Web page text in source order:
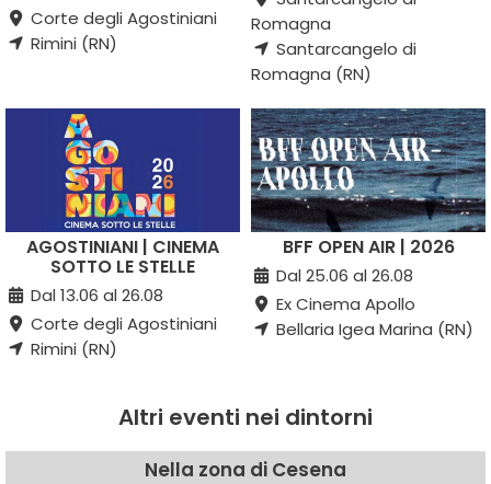
Corte degli Agostiniani
Rimini (RN)
Romagna
Santarcangelo di
Romagna (RN)
AGOSTINIANI | CINEMA
SOTTO LE STELLE
Dal 13.06 al 26.08
Corte degli Agostiniani
Rimini (RN)
BFF OPEN AIR | 2026
Dal 25.06 al 26.08
Ex Cinema Apollo
Bellaria Igea Marina (RN)
Altri eventi nei dintorni
Nella zona di Cesena